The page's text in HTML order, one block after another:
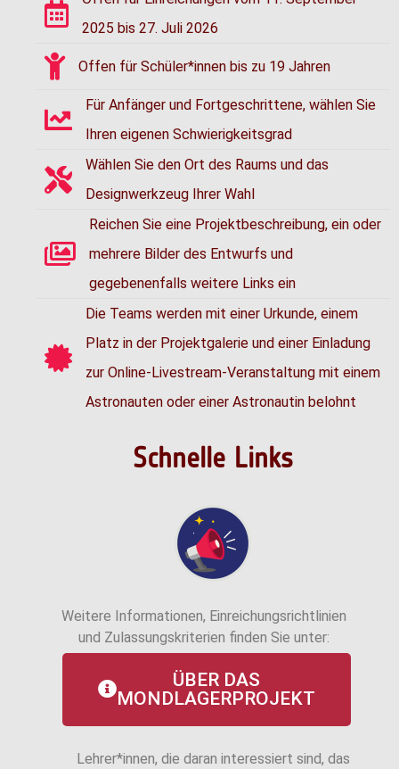
2025 bis 27. Juli 2026
Offen für Schüler*innen bis zu 19 Jahren
Für Anfänger und Fortgeschrittene, wählen Sie
Ihren eigenen Schwierigkeitsgrad
Wählen Sie den Ort des Raums und das
Designwerkzeug Ihrer Wahl
Reichen Sie eine Projektbeschreibung, ein oder
mehrere Bilder des Entwurfs und
gegebenenfalls weitere Links ein
Die Teams werden mit einer Urkunde, einem
Platz in der Projektgalerie und einer Einladung
zur Online-Livestream-Veranstaltung mit einem
Astronauten oder einer Astronautin belohnt
Schnelle Links
Weitere Informationen, Einreichungsrichtlinien
und Zulassungskriterien finden Sie unter:
ÜBER DAS
MONDLAGERPROJEKT
Lehrer*innen, die daran interessiert sind, das